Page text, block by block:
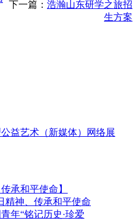
下一篇： 浩瀚山东研学之旅招
生方案
益艺术（新媒体）网络展
承和平使命】
精神、传承和平使命
年“铭记历史·珍爱